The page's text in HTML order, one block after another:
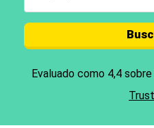
Evaluado como 4,4